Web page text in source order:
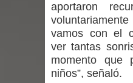
por las
Renuncia
Maule
aportaron
vamos con el
ver tantas
momento que
niños”, señaló.